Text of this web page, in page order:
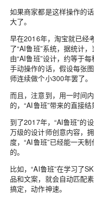
如果商家都是这样操作的
大了。
早在2016年，淘宝就已经
了“AI鲁班”系统，据统计
由“AI鲁班”设计，约等于每
手动操作的话，假设每张
师连续做个小300年罢了。
而且，注意到，用一时间
的，“AI鲁班”带来的直接
到了2017年，“AI鲁班”的
万级的设计师创意内容，
度，“AI鲁班”已经能一天制
的。
比如，“AI鲁班”在学习了
品和文案，就会自动匹配
搞定，动作神速。